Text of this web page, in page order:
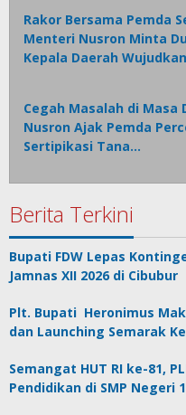
Rakor Bersama Pemda
Menteri Nusron Minta
Kepala Daerah
Cegah Masalah di Masa
Nusron Ajak Pemda
Sertipikasi Tana…
Berita Terkini
Bupati FDW Lepas
Jamnas XII 2026 di Cibubur
Plt. Bupati Heronimus
dan Launching Semarak
Semangat HUT RI ke-81,
Pendidikan di SMP Negeri